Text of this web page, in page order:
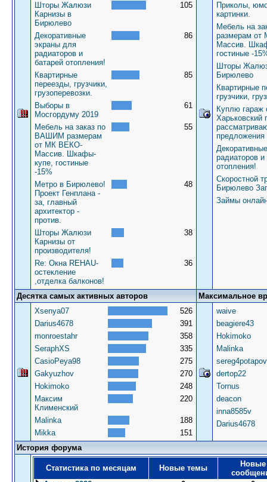
Шторы Жалюзи
Карнизы в
Бирюлево
105
Декоративные
экраны для
радиаторов и
батарей отопления!
86
Квартирные
переезды, грузчики,
грузоперевозки.
85
Выборы в
Мосгордуму 2019
61
Мебель на заказ по
ВАШИМ размерам
от МК ВЕКО-
Массив. Шкафы-
купе, гостиные
-15%
55
Метро в Бирюлево!
Проект Генплана -
за, главный
архитектор -
против.
48
Шторы Жалюзи
Карнизы от
производителя!
38
Re: Окна REHAU-
остекление
,отделка балконов!
36
Приколы,
картинки.
Мебель на
размерам
Массив.
гостиные -
Шторы
Бирюлево
Квартирные
грузчики,
Куплю гараж
Харьковский
предложения
радиаторов и
отопления!
Скоростной
Бирюлево
Займы
Десятка самых активных авторов
Максимальное
Xsenya07
526
Darius4678
391
monroestahr
358
SeraphXS
335
CasioPeya98
275
Gakyuzhov
270
Hokimoko
248
Максим
Клименский
220
Malinka
188
Mikka
151
waive
beagiere43
Hokimoko
Malinka
sereg4potapov
dertop22
Tornus
deacon
inna8585v
Darius4678
История форума
Статистика по месяцам Новые темы
Новые